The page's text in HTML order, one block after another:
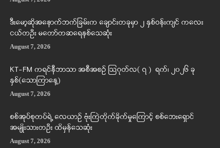
ဒီးမော့ဆိုအနောက်ဘက်ခြမ်းက ချောင်းတခုမှာ ၂ နှစ်ဝန်းကျင် ကလေး
ငယ်တဦး မတော်တဆရေနစ်သေဆုံး
August 7, 2026
KT-FM ကရင်နီဘာသာ အစီအစဉ် ဩဂုတ်လ( ၇ ) ရက်၊ ၂၀၂၆ ခု
နှစ်(သောကြာနေ့)
August 7, 2026
စစ်အုပ်စုတပ်ရဲ့ လေယာဉ် ဗုံးကြဲတိုက်ခိုက်မှုကြောင့် စစ်ဘေးရှောင်
အမျိုးသားတဦး ထိမှန်သေဆုံး
August 7, 2026